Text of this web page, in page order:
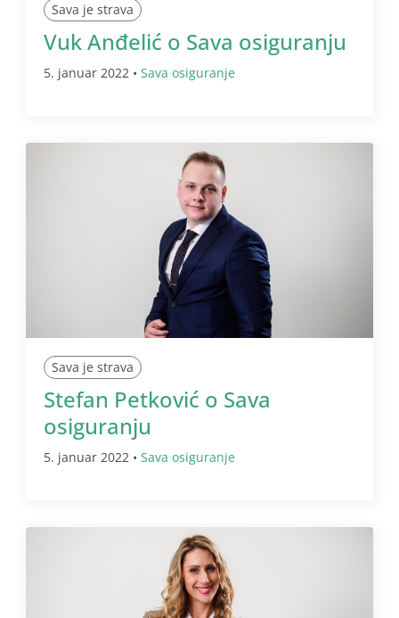
Sava je strava
Vuk Anđelić o Sava osiguranju
5. januar 2022 • Sava osiguranje
Sava je strava
Stefan Petković o Sava
osiguranju
5. januar 2022 • Sava osiguranje